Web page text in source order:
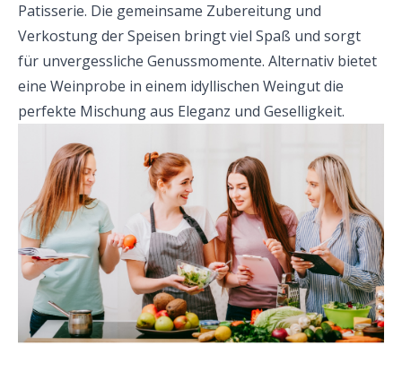
Patisserie. Die gemeinsame Zubereitung und
Verkostung der Speisen bringt viel Spaß und sorgt
für unvergessliche Genussmomente. Alternativ bietet
eine Weinprobe in einem idyllischen Weingut die
perfekte Mischung aus Eleganz und Geselligkeit.